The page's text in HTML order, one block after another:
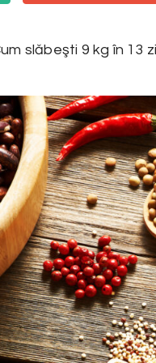
slăbeşti 9 kg în 13